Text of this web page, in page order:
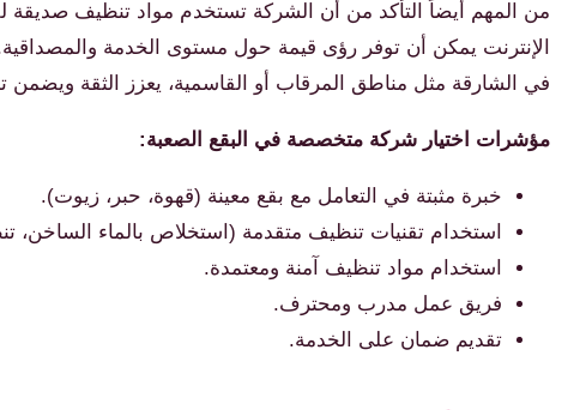
من المهم أيضاً التأكد من أن الشركة تستخدم مواد تنظيف صديقة
الإنترنت يمكن أن توفر رؤى قيمة حول مستوى الخدمة
في الشارقة مثل مناطق المرقاب أو القاسمية، يعزز الثقة
مؤشرات اختيار شركة متخصصة في البقع الصعبة:
خبرة مثبتة في التعامل مع بقع معينة (قهوة، حبر، زيوت).
استخدام تقنيات تنظيف متقدمة (استخلاص بالماء
استخدام مواد تنظيف آمنة ومعتمدة.
فريق عمل مدرب ومحترف.
تقديم ضمان على الخدمة.